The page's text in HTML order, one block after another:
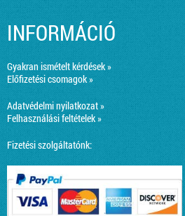
INFORMÁCIÓ
Gyakran ismételt kérdések »
Előfizetési csomagok »
Adatvédelmi nyilatkozat »
Felhasználási feltételek »
Fizetési szolgáltatónk: